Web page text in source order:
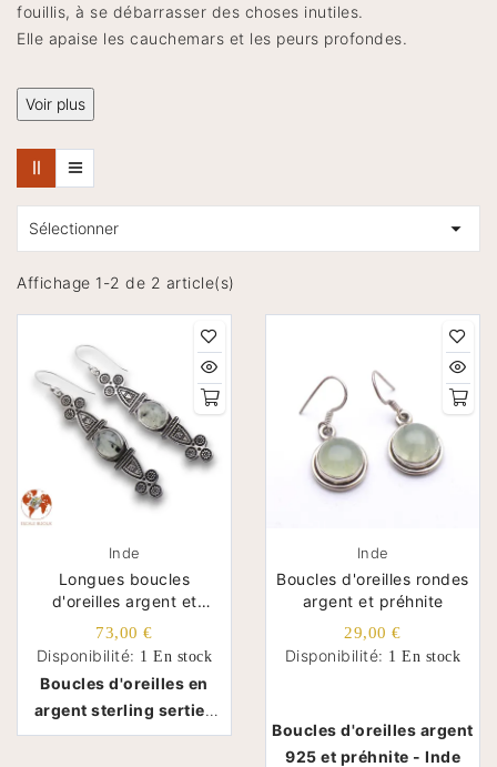
fouillis, à se débarrasser des choses inutiles.
Elle apaise les cauchemars et les peurs profondes.
Voir plus
Sélectionner 
Affichage 1-2 de 2 article(s)
Inde
Longues boucles
d'oreilles argent et
préhnite
73,00 €
Disponibilité: 1 En stock
Boucles d'oreilles en
argent sterling serties
de préhnites - Inde
Inde
Boucles d'oreilles rondes
argent et préhnite
29,00 €
Disponibilité: 1 En stock
Boucles d'oreilles argent
925 et préhnite - Inde